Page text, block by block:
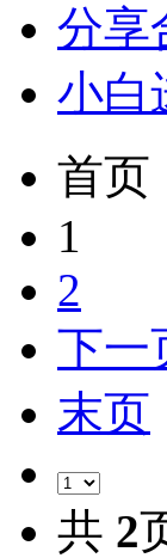
分享
小白
首页
1
2
下一
末页
共 2